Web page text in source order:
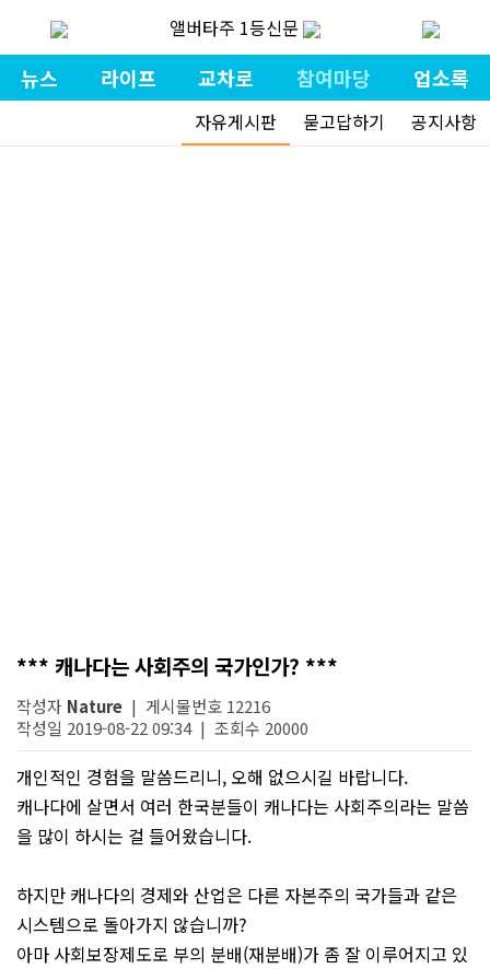
앨버타주 1등신문
뉴스 라이프 교차로 참여마당 업소록
자유게시판 묻고답하기 공지사항
*** 캐나다는 사회주의 국가인가? ***
작성자 Nature | 게시물번호 12216
작성일 2019-08-22 09:34 | 조회수 20000
개인적인 경험을 말씀드리니, 오해 없으시길 바랍니다.
캐나다에 살면서 여러 한국분들이 캐나다는 사회주의라는 말씀
을 많이 하시는 걸 들어왔습니다.
하지만 캐나다의 경제와 산업은 다른 자본주의 국가들과 같은
시스템으로 돌아가지 않습니까?
아마 사회보장제도로 부의 분배(재분배)가 좀 잘 이루어지고 있